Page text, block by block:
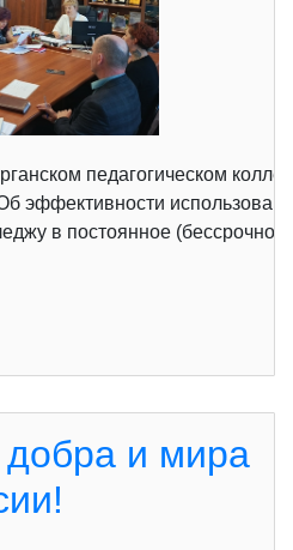
педагогическом
эффективности
в постоянное
и мира